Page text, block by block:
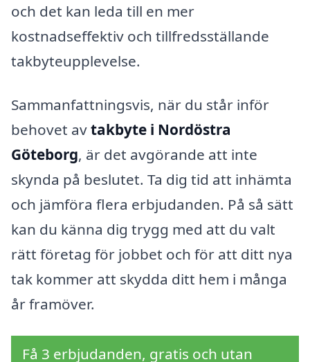
och det kan leda till en mer
kostnadseffektiv och tillfredsställande
takbyteupplevelse.
Sammanfattningsvis, när du står inför
behovet avtakbyte i Nordöstra
Göteborg, är det avgörande att inte
skynda på beslutet. Ta dig tid att inhämta
och jämföra flera erbjudanden. På så sätt
kan du känna dig trygg med att du valt
rätt företag för jobbet och för att ditt nya
tak kommer att skydda ditt hem i många
år framöver.
Få 3 erbjudanden, gratis och utan